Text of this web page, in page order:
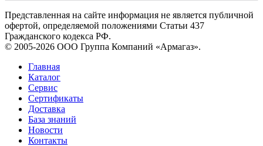
Представленная на сайте информация не является публичной
офертой, определяемой положениями Статьи 437
Гражданского кодекса РФ.
© 2005-2026 ООО Группа Компаний «Армагаз».
Главная
Каталог
Сервис
Сертификаты
Доставка
База знаний
Новости
Контакты